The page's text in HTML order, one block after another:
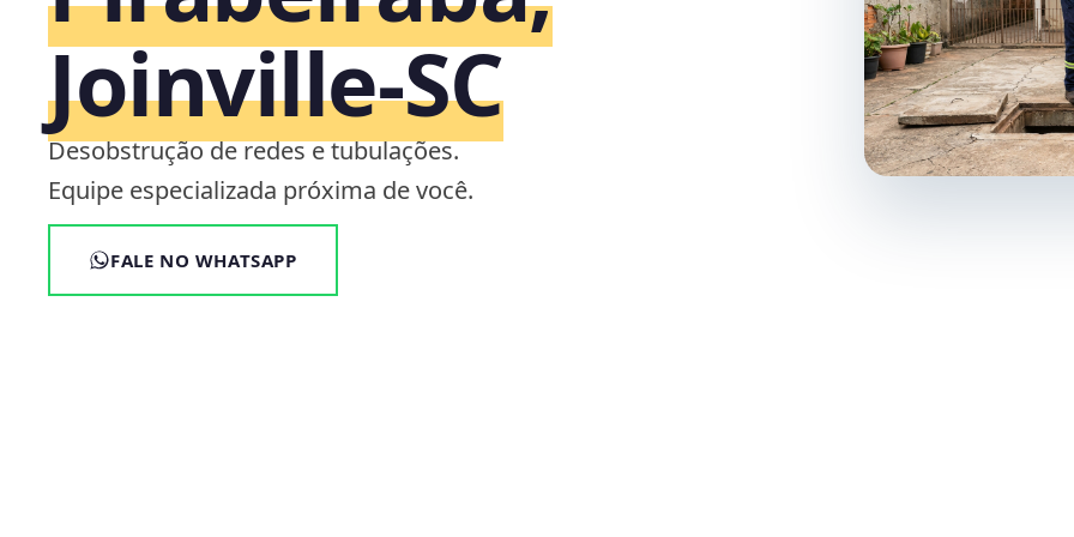
Joinville‑SC
Desobstrução de redes e tubulações.
Equipe especializada próxima de você.
FALE NO WHATSAPP